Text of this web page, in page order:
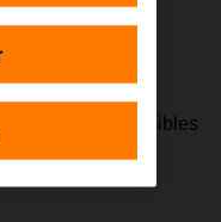
una serie de posibles